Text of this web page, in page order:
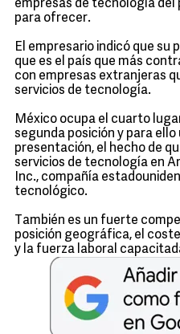
empresas de tecnología
para ofrecer.
El empresario indicó que su
que es el país que más
con empresas extranjeras
servicios de tecnología.
México ocupa el cuarto
segunda posición y para
presentación, el hecho de
servicios de tecnología en
Inc., compañía
tecnológico.
También es un fuerte
posición geográfica, el
y la fuerza laboral